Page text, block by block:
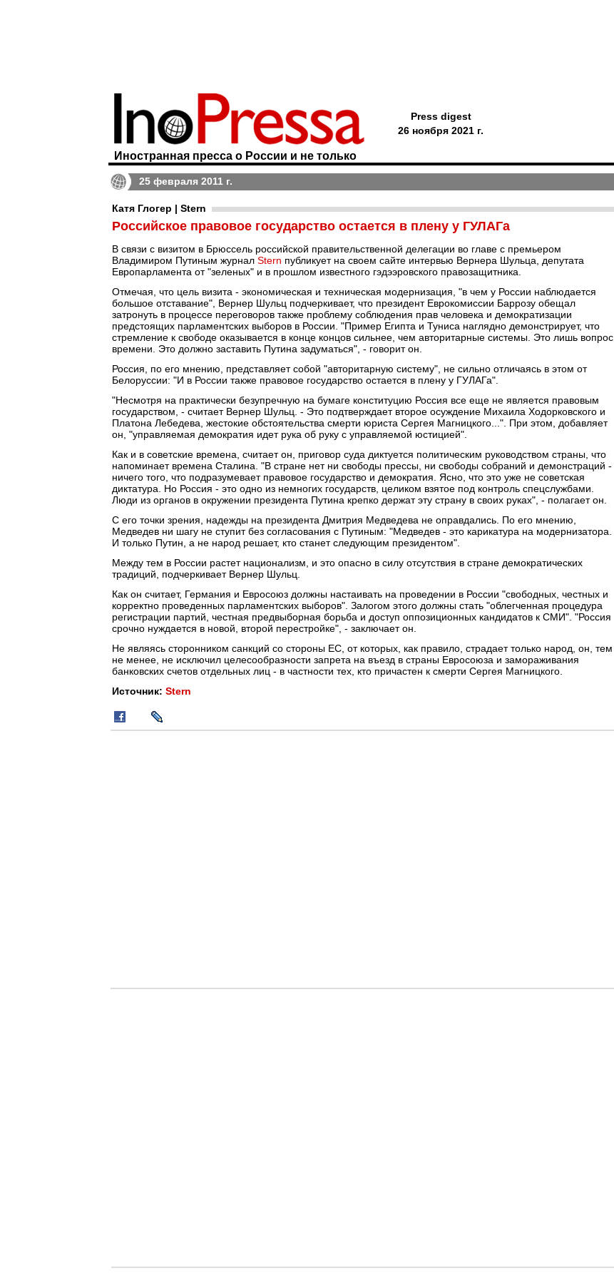
Иностранная пресса о России и не только
Press digest
26 ноября 2021 г.
25 февраля 2011 г.
Катя Глогер | Stern
Российское правовое государство остается в плену у ГУЛАГа
В связи с визитом в Брюссель российской правительственной делегации во главе с премьером
Владимиром Путиным журнал Stern публикует на своем сайте интервью Вернера Шульца, депутата
Европарламента от "зеленых" и в прошлом известного гэдээровского правозащитника.
Отмечая, что цель визита - экономическая и техническая модернизация, "в чем у России наблюдается
большое отставание", Вернер Шульц подчеркивает, что президент Еврокомиссии Баррозу обещал
затронуть в процессе переговоров также проблему соблюдения прав человека и демократизации
предстоящих парламентских выборов в России. "Пример Египта и Туниса наглядно демонстрирует, что
стремление к свободе оказывается в конце концов сильнее, чем авторитарные системы. Это лишь вопрос
времени. Это должно заставить Путина задуматься", - говорит он.
Россия, по его мнению, представляет собой "авторитарную систему", не сильно отличаясь в этом от
Белоруссии: "И в России также правовое государство остается в плену у ГУЛАГа".
"Несмотря на практически безупречную на бумаге конституцию Россия все еще не является правовым
государством, - считает Вернер Шульц. - Это подтверждает второе осуждение Михаила Ходорковского и
Платона Лебедева, жестокие обстоятельства смерти юриста Сергея Магницкого...". При этом, добавляет
он, "управляемая демократия идет рука об руку с управляемой юстицией".
Как и в советские времена, считает он, приговор суда диктуется политическим руководством страны, что
напоминает времена Сталина. "В стране нет ни свободы прессы, ни свободы собраний и демонстраций -
ничего того, что подразумевает правовое государство и демократия. Ясно, что это уже не советская
диктатура. Но Россия - это одно из немногих государств, целиком взятое под контроль спецслужбами.
Люди из органов в окружении президента Путина крепко держат эту страну в своих руках", - полагает он.
С его точки зрения, надежды на президента Дмитрия Медведева не оправдались. По его мнению,
Медведев ни шагу не ступит без согласования с Путиным: "Медведев - это карикатура на модернизатора.
И только Путин, а не народ решает, кто станет следующим президентом".
Между тем в России растет национализм, и это опасно в силу отсутствия в стране демократических
традиций, подчеркивает Вернер Шульц.
Как он считает, Германия и Евросоюз должны настаивать на проведении в России "свободных, честных и
корректно проведенных парламентских выборов". Залогом этого должны стать "облегченная процедура
регистрации партий, честная предвыборная борьба и доступ оппозиционных кандидатов к СМИ". "Россия
срочно нуждается в новой, второй перестройке", - заключает он.
Не являясь сторонником санкций со стороны ЕС, от которых, как правило, страдает только народ, он, тем
не менее, не исключил целесообразности запрета на въезд в страны Евросоюза и замораживания
банковских счетов отдельных лиц - в частности тех, кто причастен к смерти Сергея Магницкого.
Источник: Stern